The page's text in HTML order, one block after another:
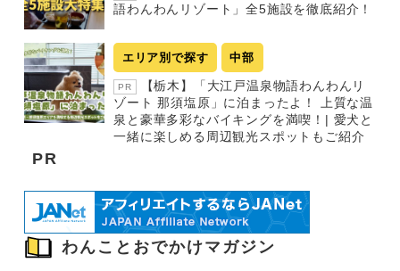
語わんわんリゾート」全5施設を徹底紹介！
エリア別で探す 中部
PR
【栃木】「大江戸温泉物語わんわんリ
ゾート 那須塩原」に泊まったよ！ 上質な温
泉と豪華多彩なバイキングを満喫！| 愛犬と
一緒に楽しめる周辺観光スポットもご紹介
PR
わんことおでかけマガジン